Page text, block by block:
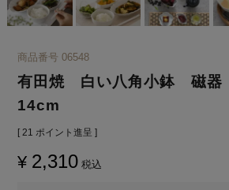
商品番号 06548
有田焼 白い八角小鉢 磁
14cm
[ 21 ポイント進呈 ]
¥ 2,310 税込